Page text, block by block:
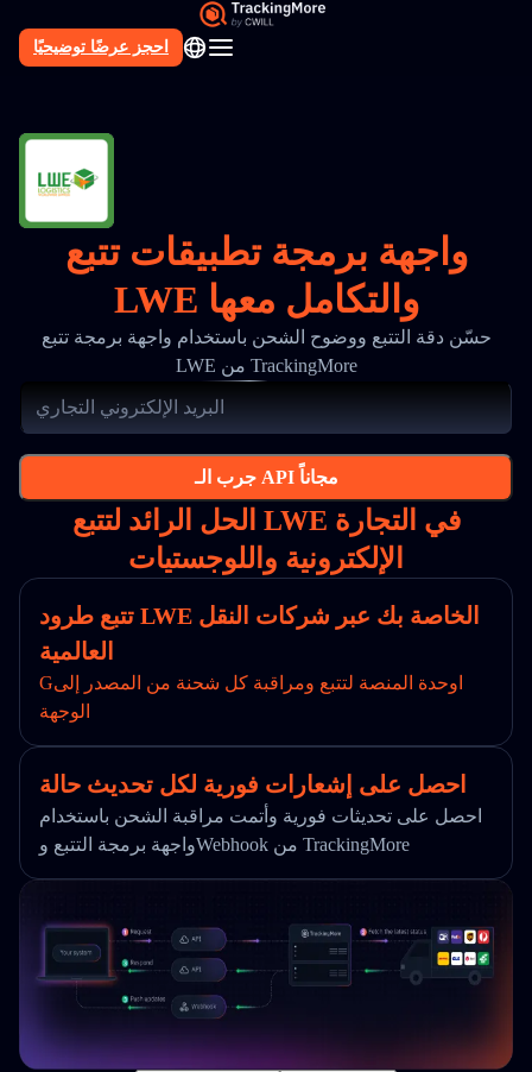
احجز عرضًا توضيحيًا
AR
واجهة برمجة تطبيقات تتبع
LWE والتكامل معها
حسّن دقة التتبع ووضوح الشحن باستخدام واجهة برمجة تتبع
LWE من TrackingMore
جرب الـ API مجاناً
الحل الرائد لتتبع LWE في التجارة
الإلكترونية واللوجستيات
تتبع طرود LWE الخاصة بك عبر شركات النقل
العالمية
Gاوحدة المنصة لتتبع ومراقبة كل شحنة من المصدر إلى
الوجهة
احصل على إشعارات فورية لكل تحديث حالة
احصل على تحديثات فورية وأتمت مراقبة الشحن باستخدام
واجهة برمجة التتبع وWebhook من TrackingMore